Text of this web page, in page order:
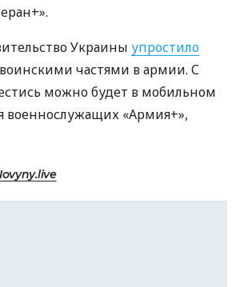
Украины упростило
частями в армии. С
можно будет в мобильном
военнослужащих «Армия+»,